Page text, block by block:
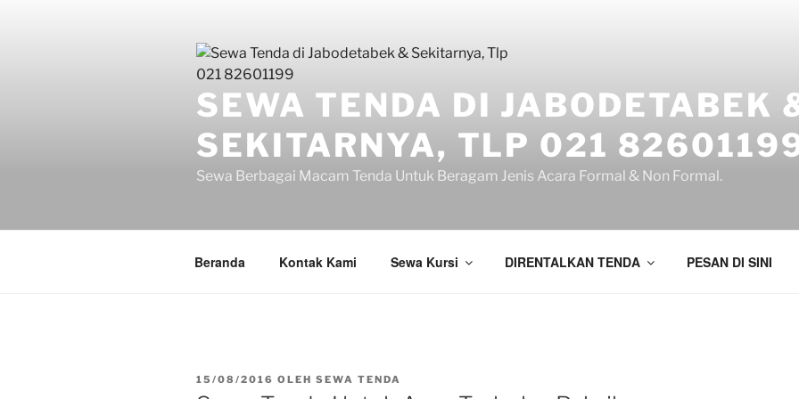
SEWA TENDA DI JABODETABEK
SEKITARNYA, TLP 021
Sewa Berbagai Macam Tenda Untuk Beragam Jenis Acara Formal & Non Formal.
Beranda Kontak Kami Sewa Kursi DIRENTALKAN TENDA PESAN DI SINI
DIPOSKAN
PADA
15/08/2016 OLEH SEWA TENDA